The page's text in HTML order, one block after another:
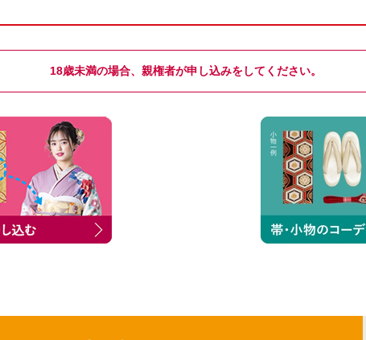
18歳未満の場合、親権者が申し込みをしてください。